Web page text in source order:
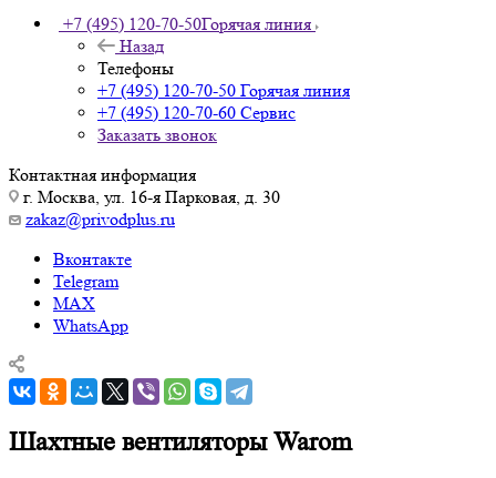
+7 (495) 120-70-50Горячая линия
Назад
Телефоны
+7 (495) 120-70-50 Горячая линия
+7 (495) 120-70-60 Сервис
Заказать звонок
Контактная информация
г. Москва, ул. 16-я Парковая, д. 30
zakaz@privodplus.ru
Вконтакте
Telegram
MAX
WhatsApp
Шахтные вентиляторы Warom